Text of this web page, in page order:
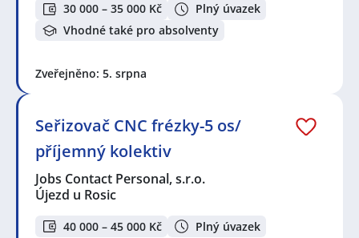
30 000 – 35 000 Kč
Plný úvazek
Vhodné také pro absolventy
Zveřejněno: 5. srpna
Seřizovač CNC frézky-5 os/
příjemný kolektiv
Jobs Contact Personal, s.r.o.
Újezd u Rosic
40 000 – 45 000 Kč Plný úvazek